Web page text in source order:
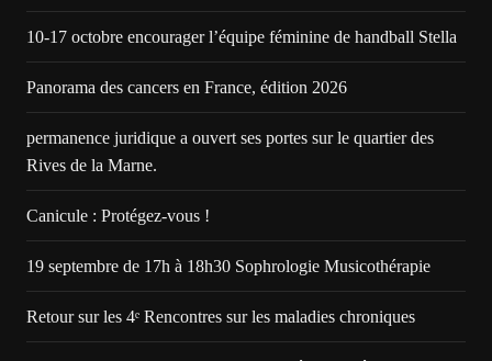
10-17 octobre encourager l’équipe féminine de handball Stella
Panorama des cancers en France, édition 2026
permanence juridique a ouvert ses portes sur le quartier des
Rives de la Marne.
Canicule : Protégez-vous !
19 septembre de 17h à 18h30 Sophrologie Musicothérapie
Retour sur les 4ᵉ Rencontres sur les maladies chroniques